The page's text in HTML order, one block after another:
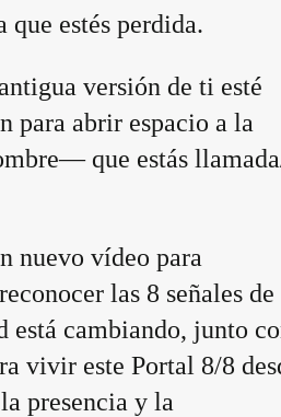
estés perdida.
versión de ti esté
para abrir espacio a la
que estás
nuevo vídeo para
las 8 señales de
está cambiando, junto
vivir este Portal 8/8
presencia y la